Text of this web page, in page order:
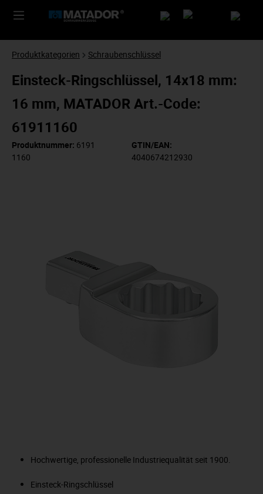
Produktkategorien Schraubenschlüssel
Einsteck-Ringschlüssel, 14x18 mm:
16 mm, MATADOR Art.-Code:
61911160
Produktnummer: 6191
1160
GTIN/EAN:
4040674212930
Hochwertige, professionelle Industriequalität seit 1900.
Einsteck-Ringschlüssel